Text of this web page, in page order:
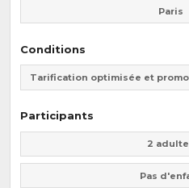
Paris
Conditions
Tarification optimisée et
Participants
2
Pas